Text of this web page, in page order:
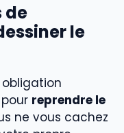
de
le
obligation
reprendre le
ne vous cachez